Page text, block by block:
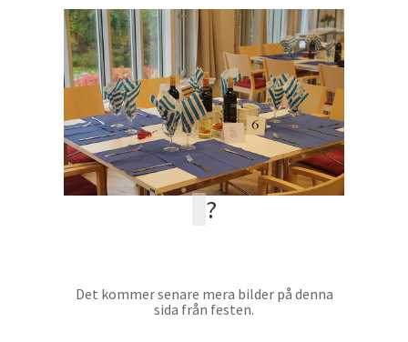
?
Det kommer senare mera bilder på denna
sida från festen.